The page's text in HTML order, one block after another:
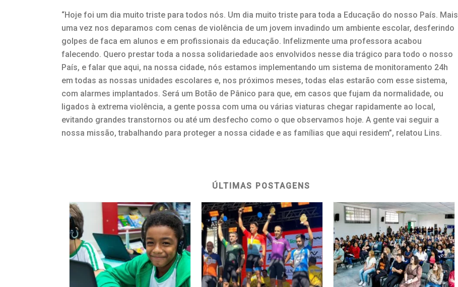
“Hoje foi um dia muito triste para todos nós. Um dia muito triste para toda a Educação do nosso País. Mais
uma vez nos deparamos com cenas de violência de um jovem invadindo um ambiente escolar, desferindo
golpes de faca em alunos e em profissionais da educação. Infelizmente uma professora acabou
falecendo. Quero prestar toda a nossa solidariedade aos envolvidos nesse dia trágico para todo o nosso
País, e falar que aqui, na nossa cidade, nós estamos implementando um sistema de monitoramento 24h
em todas as nossas unidades escolares e, nos próximos meses, todas elas estarão com esse sistema,
com alarmes implantados. Será um Botão de Pânico para que, em casos que fujam da normalidade, ou
ligados à extrema violência, a gente possa com uma ou várias viaturas chegar rapidamente ao local,
evitando grandes transtornos ou até um desfecho como o que observamos hoje. A gente vai seguir a
nossa missão, trabalhando para proteger a nossa cidade e as famílias que aqui residem”, relatou Lins.
ÚLTIMAS POSTAGENS